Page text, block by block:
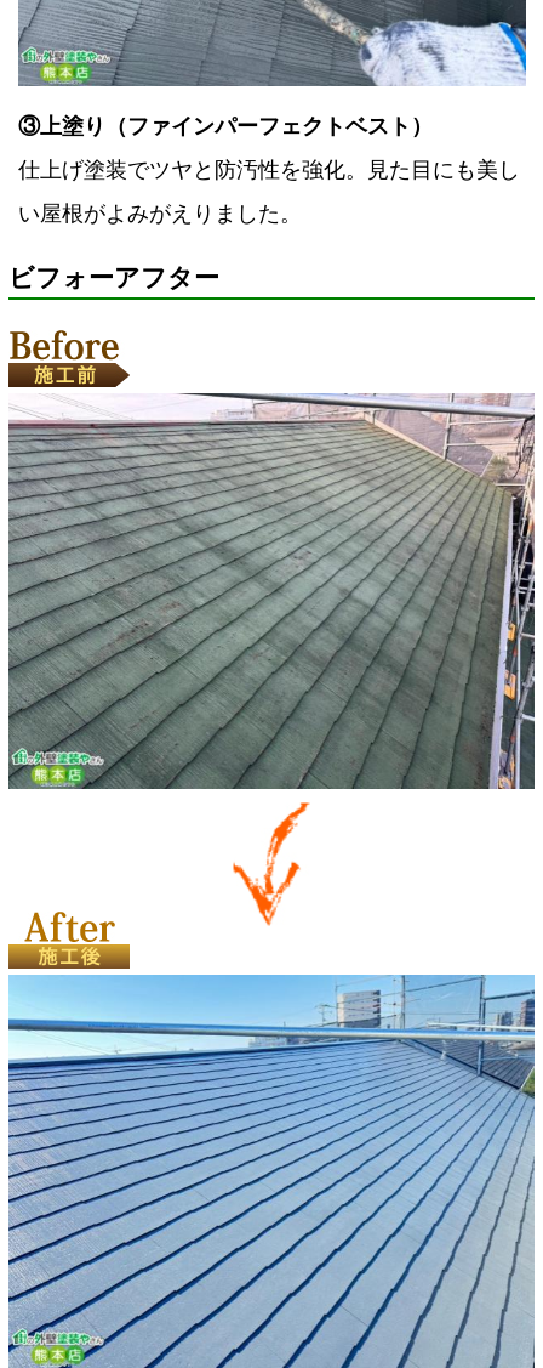
③上塗り（ファインパーフェクトベスト）
仕上げ塗装でツヤと防汚性を強化。見た目にも美し
い屋根がよみがえりました。
ビフォーアフター